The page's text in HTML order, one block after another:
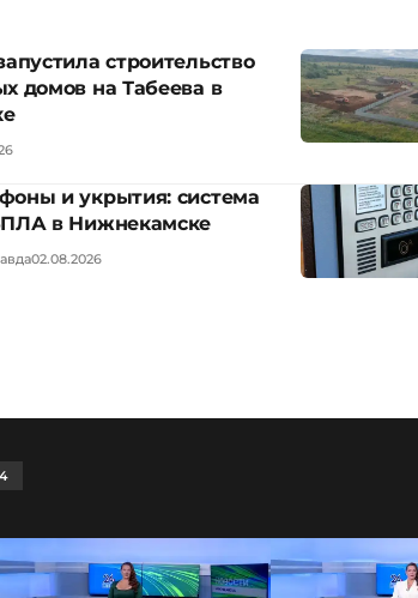
строительство
домов на Табеева в
и укрытия: система
в Нижнекамске
02.08.2026